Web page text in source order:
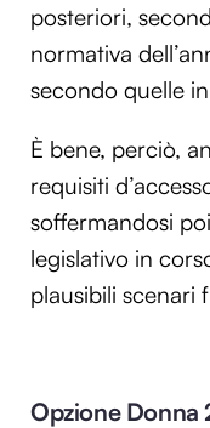
posteriori,
normativa
secondo quelle
È bene, perciò,
requisiti
soffermandosi
legislativo in
plausibili scenari
Opzione Donna